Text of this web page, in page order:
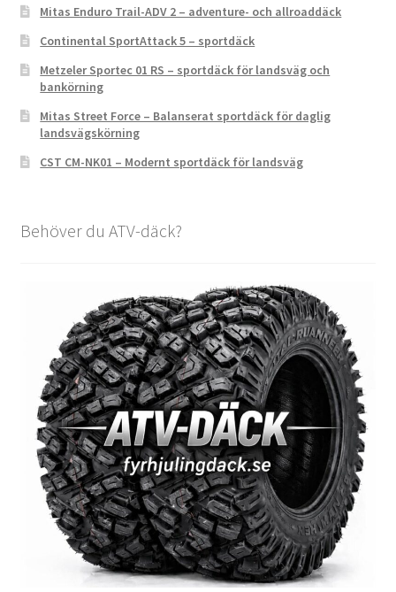
Mitas Enduro Trail-ADV 2 – adventure- och allroaddäck
Continental SportAttack 5 – sportdäck
Metzeler Sportec 01 RS – sportdäck för landsväg och
bankörning
Mitas Street Force – Balanserat sportdäck för daglig
landsvägskörning
CST CM-NK01 – Modernt sportdäck för landsväg
Behöver du ATV-däck?